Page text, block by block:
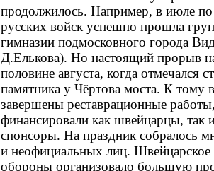
продолжилось. Например, в июле
русских войск успешно прошла
гимназии подмосковного города
Д.Елькова). Но настоящий прорыв
половине августа, когда отмечался
памятника у Чёртова моста. К тому
завершены реставрационные
финансировали как швейцарцы, так
спонсоры. На праздник собралось
и неофициальных лиц. Швейцарское
обороны организовало большую